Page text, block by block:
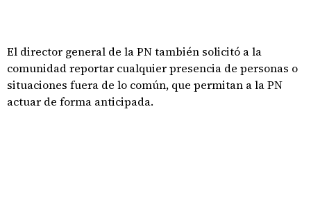
El director general de la PN también solicitó a la
comunidad reportar cualquier presencia de personas o
situaciones fuera de lo común, que permitan a la PN
actuar de forma anticipada.